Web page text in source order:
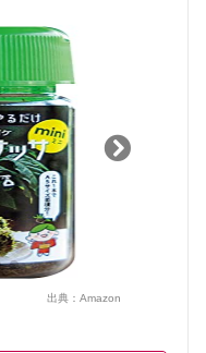
出典： Amazon